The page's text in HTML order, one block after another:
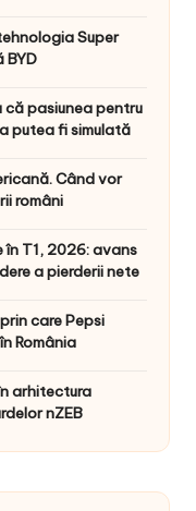
Super
BYD
pasiunea pentru
putea fi simulată
Când vor
români
T1, 2026: avans
a pierderii nete
care Pepsi
România
arhitectura
nZEB